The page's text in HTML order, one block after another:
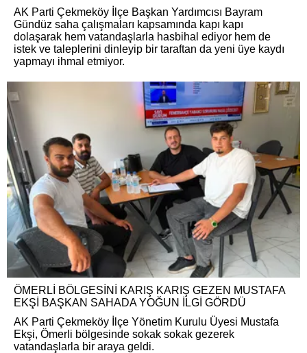
AK Parti Çekmeköy İlçe Başkan Yardımcısı Bayram
Gündüz saha çalışmaları kapsamında kapı kapı
dolaşarak hem vatandaşlarla hasbihal ediyor hem de
istek ve taleplerini dinleyip bir taraftan da yeni üye kaydı
yapmayı ihmal etmiyor.
ÖMERLİ BÖLGESİNİ KARIŞ KARIŞ GEZEN MUSTAFA
EKŞİ BAŞKAN SAHADA YOĞUN İLGİ GÖRDÜ
AK Parti Çekmeköy İlçe Yönetim Kurulu Üyesi Mustafa
Ekşi, Ömerli bölgesinde sokak sokak gezerek
vatandaşlarla bir araya geldi.